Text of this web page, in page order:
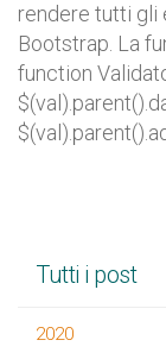
rendere tutti gli
Bootstrap. La
function
Tutti i post
2020